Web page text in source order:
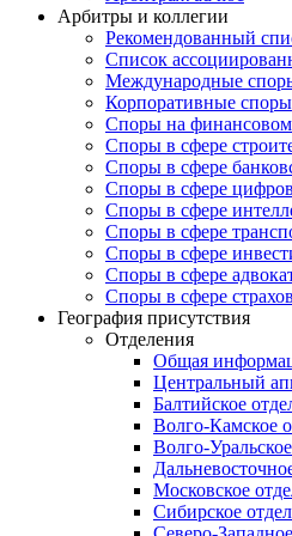
Арбитры и коллегии
Рекомендованный
Список
Международные
Корпоративные споры
Споры на
Споры в сфере
Споры в сфере
Споры в сфере
Споры в сфере
Споры в сфере
Cпоры в сфере
Споры в сфере
Споры в сфере
География присутствия
Отделения
Общая
Центральный
Балтийское
Волго-Камское
Волго-
Московское
Сибирское